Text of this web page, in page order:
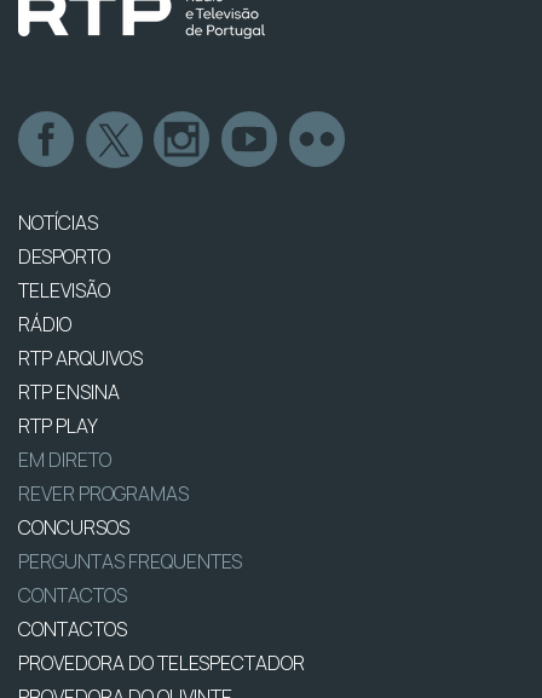
NOTÍCIAS
DESPORTO
TELEVISÃO
RÁDIO
RTP ARQUIVOS
RTP ENSINA
RTP PLAY
EM DIRETO
REVER PROGRAMAS
CONCURSOS
PERGUNTAS FREQUENTES
CONTACTOS
CONTACTOS
PROVEDORA DO TELESPECTADOR